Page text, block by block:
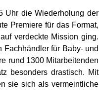
Uhr die Wiederholung der
Premiere für das Format,
verdeckte Mission ging.
für Baby- und
rund 1300 Mitarbeitenden
besonders drastisch. Mit
sie sich als vermeintliche